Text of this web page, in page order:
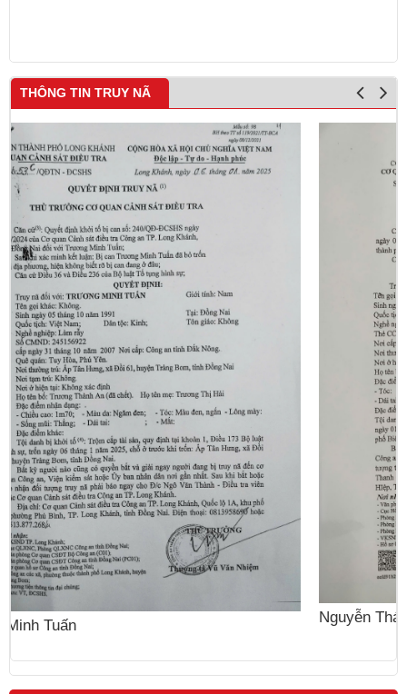
THÔNG TIN TRUY NÃ
Nguyễn Thái Cung